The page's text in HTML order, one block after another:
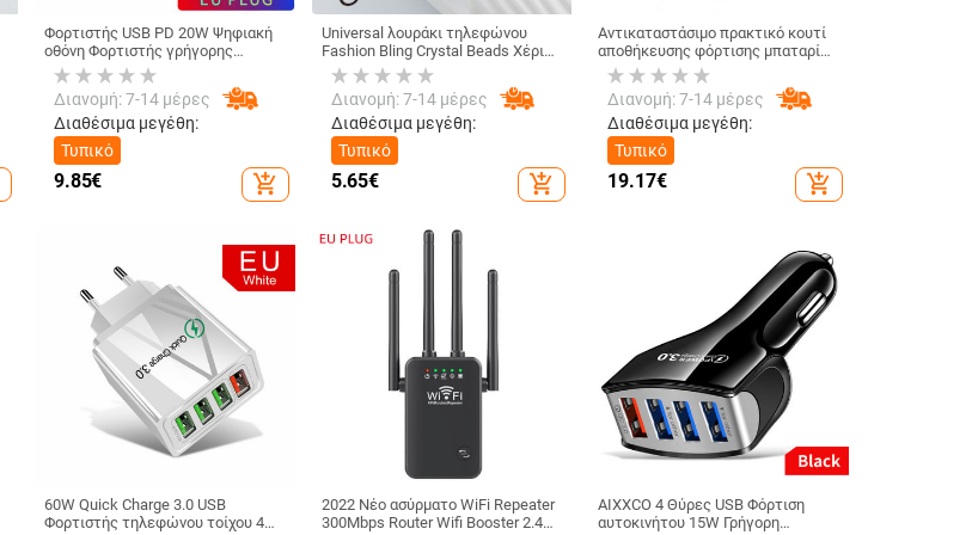
Φορτιστής USB PD 20W Ψηφιακή
οθόνη Φορτιστής γρήγορης
φόρτισης Quick Charge 3.0 για
iPhone 14 13 Προσαρμογέας
φόρτισης τηλεφώνου Xiaomi
Samsung
Διανομή: 7-14 μέρες
Διαθέσιμα μεγέθη:
Τυπικό
9.85€ add_shopping_cart
Universal λουράκι τηλεφώνου
Fashion Bling Crystal Beads Χέρι
λουράκι κορδόνι καρπού για
τηλέφωνα iPhone X Samsung
Camera GoPro Μπρελόκ
Διανομή: 7-14 μέρες
Διαθέσιμα μεγέθη:
Τυπικό
5.65€ add_shopping_cart
Αντικαταστάσιμο πρακτικό κουτί
αποθήκευσης φόρτισης μπαταρίας
6 X 18650 με ισχυρό φακό Κουτί
Power Bank Αποσπώμενο για
Smartphone
Διανομή: 7-14 μέρες
Διαθέσιμα μεγέθη:
Τυπικό
19.17€ add_shopping_cart
60W Quick Charge 3.0 USB
Φορτιστής τηλεφώνου τοίχου 4
2022 Νέο ασύρματο WiFi Repeater
300Mbps Router Wifi Booster 2.4G
AIXXCO 4 Θύρες USB Φόρτιση
αυτοκινήτου 15W Γρήγορη